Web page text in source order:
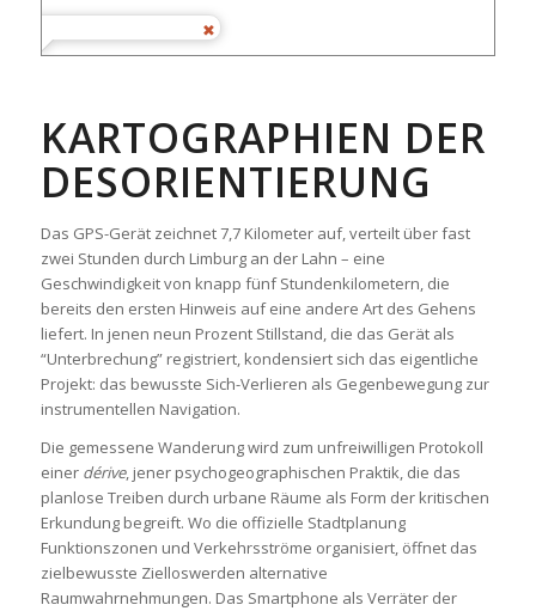
KARTOGRAPHIEN DER
DESORIENTIERUNG
Das GPS-Gerät zeichnet 7,7 Kilometer auf, verteilt über fast
zwei Stunden durch Limburg an der Lahn – eine
Geschwindigkeit von knapp fünf Stundenkilometern, die
bereits den ersten Hinweis auf eine andere Art des Gehens
liefert. In jenen neun Prozent Stillstand, die das Gerät als
“Unterbrechung” registriert, kondensiert sich das eigentliche
Projekt: das bewusste Sich-Verlieren als Gegenbewegung zur
instrumentellen Navigation.
Die gemessene Wanderung wird zum unfreiwilligen Protokoll
einer dérive, jener psychogeographischen Praktik, die das
planlose Treiben durch urbane Räume als Form der kritischen
Erkundung begreift. Wo die offizielle Stadtplanung
Funktionszonen und Verkehrsströme organisiert, öffnet das
zielbewusste Zielloswerden alternative
Raumwahrnehmungen. Das Smartphone als Verräter der